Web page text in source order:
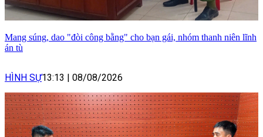
Mang súng, dao "đòi công bằng" cho bạn gái, nhóm thanh niên lĩnh
án tù
HÌNH SỰ13:13 | 08/08/2026